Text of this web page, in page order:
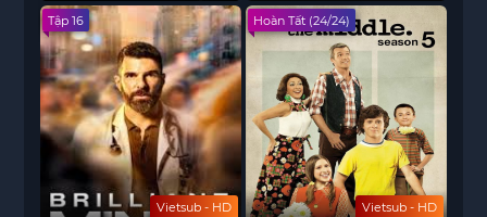
Vietsub - HD
Tập 16
Vietsub - HD
Hoàn Tất (24/24)